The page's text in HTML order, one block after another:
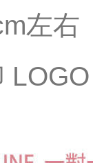
左右
LOGO